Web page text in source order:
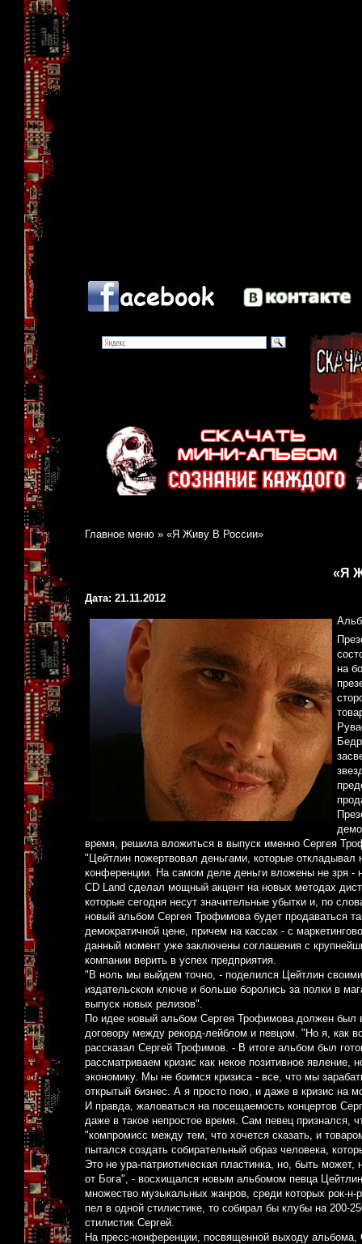
Главное меню » «Я Живу В России»
«Я
Дата: 21.11.2012
на
время, решила вложиться в выпуск именно Сергея
"Цейтлин пожертвовал деньгами, которые
конференции. На самом деле деньги вложены не зря -
CD Land сделал мощный акцент на новых методах
которые сегодня несут значительные убытки и, по
новый альбом Сергея Трофимова будет продаваться
демократичной цене, причем на кассах - с
данный момент уже заключены соглашения с
компании верить в успех предприятия.
"В ноль мы выйдем точно, - поделился Цейтлин
издательском ключе и больше боролись за полки в
выпуск новых релизов".
По идее новый альбом Сергея Трофимова должен был
договору между рекорд-лейблом и певцом. "Но я, как
рассказал Сергей Трофимов. - В итоге альбом был
рассматриваем кризис как некое позитивное
экономику. Мы не боимся кризиса - все, что мы
открытый бизнес. А я просто пою, и даже в кризис на
И правда, жаловаться на посещаемость концертов
даже в такое непростое время. Сам певец признался,
"компромисс между тем, что хочется сказать, и
пытался создать собирательный образ человека,
Это не ура-патриотическая пластинка, но, быть
от Бога", - восхищался новым альбомом певца
множество музыкальных жанров, среди которых рок-
пел в одной стилистике, то собирал бы клубы на 200-
стилистик Сергей.
На пресс-конференции, посвященной выходу альбома,